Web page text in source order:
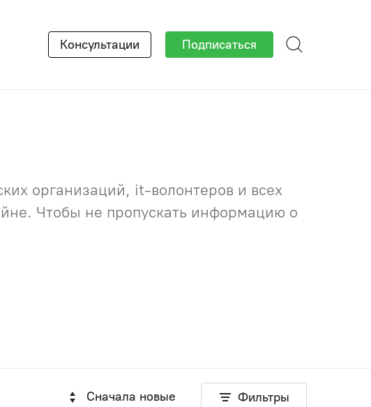
Консультации Подписаться
организаций, it-волонтеров и всех
Чтобы не пропускать информацию о
Сначала новые Фильтры